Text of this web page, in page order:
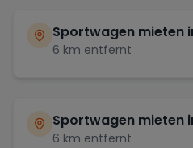
Sportwagen mieten
6 km entfernt
Sportwagen mieten
6 km entfernt